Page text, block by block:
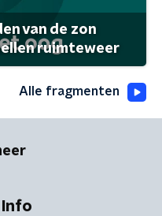
van de zon
ruimteweer
Alle fragmenten
Info